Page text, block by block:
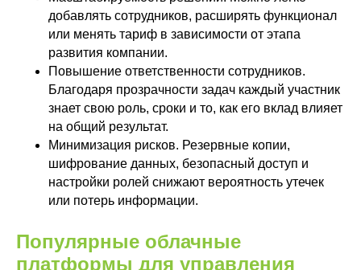
добавлять сотрудников, расширять функционал
или менять тариф в зависимости от этапа
развития компании.
Повышение ответственности сотрудников.
Благодаря прозрачности задач каждый участник
знает свою роль, сроки и то, как его вклад влияет
на общий результат.
Минимизация рисков. Резервные копии,
шифрование данных, безопасный доступ и
настройки ролей снижают вероятность утечек
или потерь информации.
Популярные облачные
платформы для управления